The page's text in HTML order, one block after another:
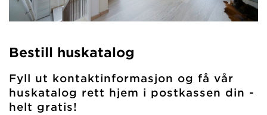
Bestill huskatalog
Fyll ut kontaktinformasjon og få vår
huskatalog rett hjem i postkassen din -
helt gratis!